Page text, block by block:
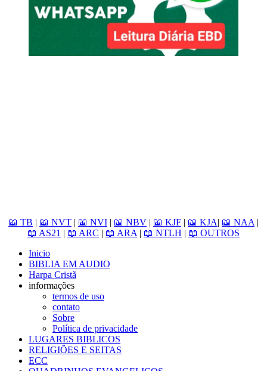
📖 TB | 📖 NVT | 📖 NVI | 📖 NBV | 📖 KJF | 📖 KJA| 📖 NAA |
📖 AS21 | 📖 ARC | 📖 ARA | 📖 NTLH | 📖 OUTROS
Inicio
BIBLIA EM AUDIO
Harpa Cristã
informações
termos de uso
contato
Sobre
Política de privacidade
LUGARES BIBLICOS
RELIGIÕES E SEITAS
ECC